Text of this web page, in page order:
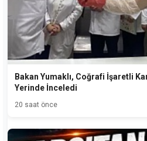
Bakan Yumaklı, Coğrafi İşaretli
Yerinde İnceledi
20 saat önce